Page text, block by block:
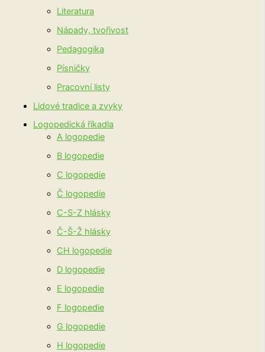
Literatura
Nápady, tvořivost
Pedagogika
Písničky
Pracovní listy
Lidové tradice a zvyky
Logopedická říkadla
A logopedie
B logopedie
C logopedie
Č logopedie
C-S-Z hlásky
Č-Š-Ž hlásky
CH logopedie
D logopedie
E logopedie
F logopedie
G logopedie
H logopedie